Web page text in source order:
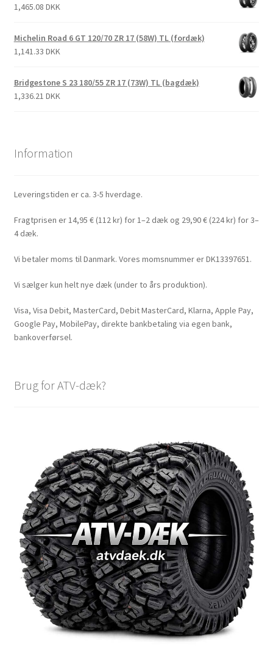
1,465.08 DKK
Michelin Road 6 GT 120/70 ZR 17 (58W) TL (fordæk)
1,141.33 DKK
Bridgestone S 23 180/55 ZR 17 (73W) TL (bagdæk)
1,336.21 DKK
Information
Leveringstiden er ca. 3-5 hverdage.
Fragtprisen er 14,95 € (112 kr) for 1–2 dæk og 29,90 € (224 kr) for 3–
4 dæk.
Vi betaler moms til Danmark. Vores momsnummer er DK13397651.
Vi sælger kun helt nye dæk (under to års produktion).
Visa, Visa Debit, MasterCard, Debit MasterCard, Klarna, Apple Pay,
Google Pay, MobilePay, direkte bankbetaling via egen bank,
bankoverførsel.
Brug for ATV-dæk?